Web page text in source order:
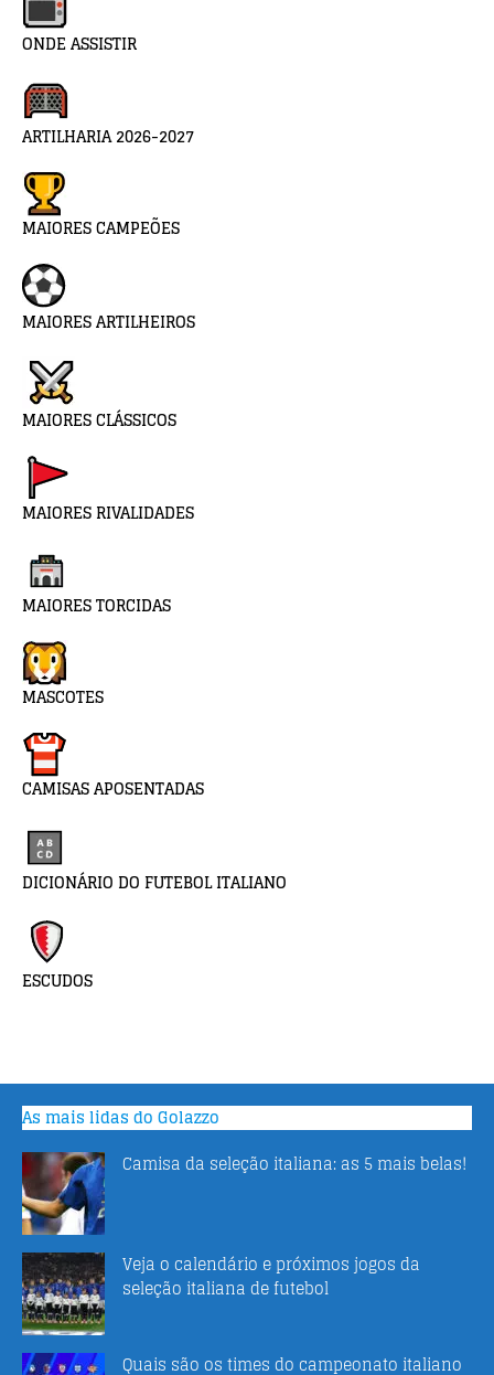
ONDE ASSISTIR
ARTILHARIA 2026-2027
MAIORES CAMPEÕES
MAIORES ARTILHEIROS
MAIORES CLÁSSICOS
MAIORES RIVALIDADES
MAIORES TORCIDAS
MASCOTES
CAMISAS APOSENTADAS
DICIONÁRIO DO FUTEBOL ITALIANO
ESCUDOS
As mais lidas do Golazzo
Camisa da seleção italiana: as 5 mais belas!
Veja o calendário e próximos jogos da
seleção italiana de futebol
Quais são os times do campeonato italiano